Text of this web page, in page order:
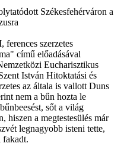
Székesfehérváron a
szerzetes
című előadásával
Eucharisztikus
István Hitoktatási és
az általa is vallott Duns
nem a bűn hozta le
sőt a világ
hiszen a megtestesülés már
legnagyobb isteni tette,
fakadt.